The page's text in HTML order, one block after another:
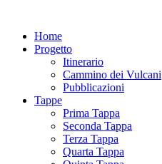
Home
Progetto
Itinerario
Cammino dei Vulcani
Pubblicazioni
Tappe
Prima Tappa
Seconda Tappa
Terza Tappa
Quarta Tappa